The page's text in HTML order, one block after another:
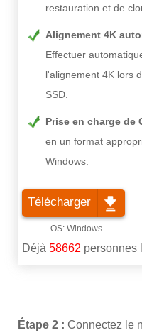
restauration et de
Alignement 4K
Effectuer
l'alignement 4K lors
SSD.
Prise en charge de
en un format
Windows.
Télécharger
Déjà 58662 personnes
Étape 2 : Connectez le